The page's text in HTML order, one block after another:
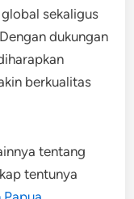
sekaligus
dukungan
berkualitas
tentang
tentunya